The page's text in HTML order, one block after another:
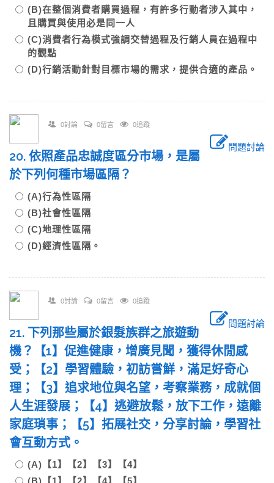
(B)在整個消費者購買過程，有許多行動者涉入其中，
且購買與使用必是同一人
(C)消費者行為模式強調交替過程及行銷人員在過程中
的觀點
(D)行銷活動針對目標市場的需求，提供合適的產品。
0討論 0留言 0追蹤
問題討論
20. 依照產品忠誠度區分市場，是屬
於下列何種市場區隔？
(A)行為性區隔
(B)社會性區隔
(C)地理性區隔
(D)經濟性區隔。
0討論 0留言 0追蹤
問題討論
21. 下列那些屬於銀髮族群之旅遊動
機？【1】促進健康，增廣見聞，獲得休閒感
受；【2】學習體驗，初訪嘗鮮，滿足好奇心
理；【3】追求地位與名望，考察業務，成就個
人生涯發展；【4】逃避放鬆，放下工作，遠離
家庭瑣事；【5】拓展社交，分享討論，學習社
會互動方式。
(A)【1】【2】【3】【4】
(B)【1】【2】【4】【5】